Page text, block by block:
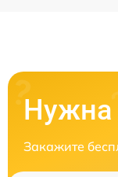
Нужна
Закажите